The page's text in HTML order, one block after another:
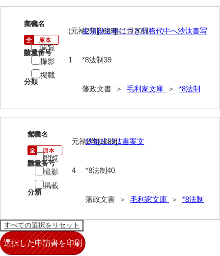
39
文書名
生類殺生事につき所務代中へ沙汰書写
請求番号
*8法制39
分類
藩政文書 ＞ 毛利家文庫 ＞ *8法制
年代
(元禄2年[1689])11月20日
数量
1
閲覧
撮影
掲載
40
文書名
鉄炮改沙汰書案文
請求番号
*8法制40
分類
藩政文書 ＞ 毛利家文庫 ＞ *8法制
年代
元禄2年[1689]
数量
4
閲覧
撮影
掲載